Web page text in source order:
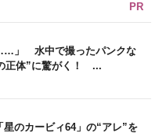
PR
」 水中で撮ったパンクな
正体”に驚がく！ ...
のカービィ64」の“アレ”を